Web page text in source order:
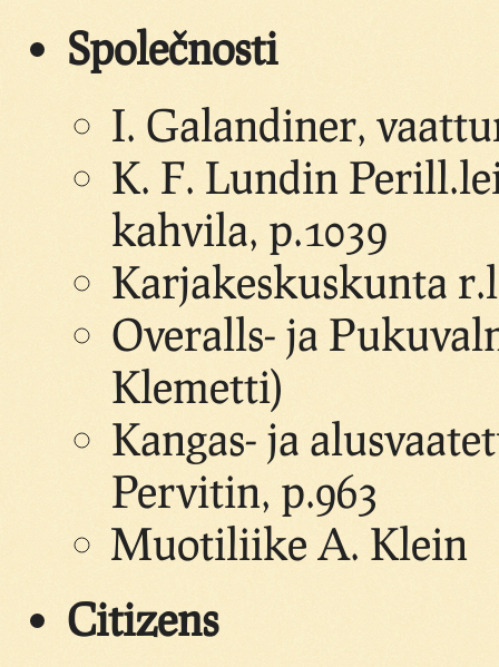
Společnosti
I. Galandiner,
K. F. Lundin
kahvila, p.1039
Karjakeskuskunta
Overalls- ja
Klemetti)
Kangas- ja
Pervitin, p.963
Muotiliike A. Klein
Citizens